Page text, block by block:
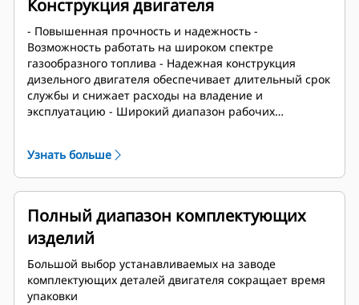
Конструкция двигателя
- Повышенная прочность и надежность -
Возможность работать на широком спектре
газообразного топлива - Надежная конструкция
дизельного двигателя обеспечивает длительный срок
службы и снижает расходы на владение и
эксплуатацию - Широкий диапазон рабочих
Узнать больше
Полный диапазон комплектующих
изделий
Большой выбор устанавливаемых на заводе
комплектующих деталей двигателя сокращает время
упаковки